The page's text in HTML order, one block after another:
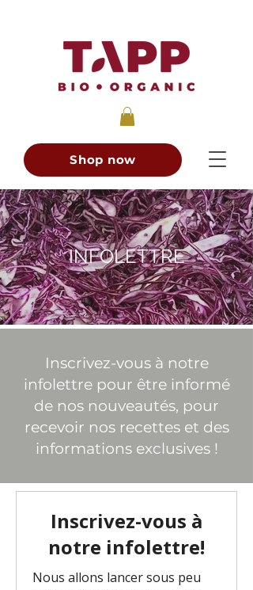
Shop now
INFOLETTRE
Inscrivez-vous à notre
infolettre pour être informé
de nos nouveautés, pour
recevoir nos recettes et des
informations exclusives !